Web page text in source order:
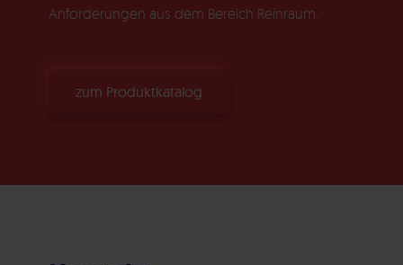
Anforderungen aus dem Bereich Reinraum.
zum Produktkatalog